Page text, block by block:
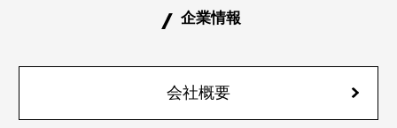
企業情報
会社概要